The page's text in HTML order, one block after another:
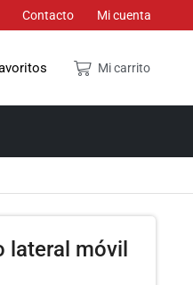
Contacto Mi cuenta
Mi carrito
móvil